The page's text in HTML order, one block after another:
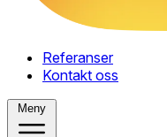
Referanser
Kontakt oss
Meny